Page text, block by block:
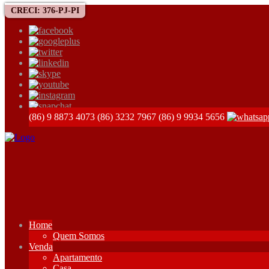
CRECI: 376-PJ-PI
(86) 9 8873 4073 (86) 3232 7967 (86) 9 9934 5656
Home
Quem Somos
Venda
Apartamento